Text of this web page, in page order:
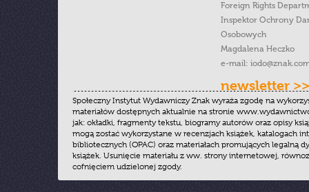
Foreign Rights
Inspektor Ochrony
Osobowych
Magdalena Heczko
e-mail:
newsletter >>
Społeczny Instytut Wydawniczy Znak wyraża zgodę na
materiałów dostępnych aktualnie na stronie
jak: okładki, fragmenty tekstu, biogramy autorów oraz opisy
mogą zostać wykorzystane w recenzjach książek, katalogach
bibliotecznych (OPAC) oraz materiałach promujących legalną
książek. Usunięcie materiału z ww. strony internetowej,
cofnięciem udzielonej zgody.